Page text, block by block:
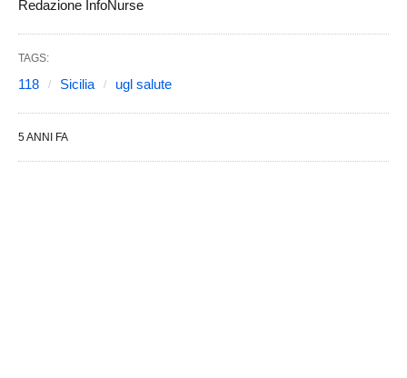
Redazione InfoNurse
TAGS:
118 Sicilia ugl salute
5 ANNI FA